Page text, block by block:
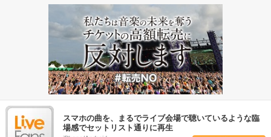
スマホの曲を、まるでライブ会場で聴いているような臨
場感でセットリスト通りに再生